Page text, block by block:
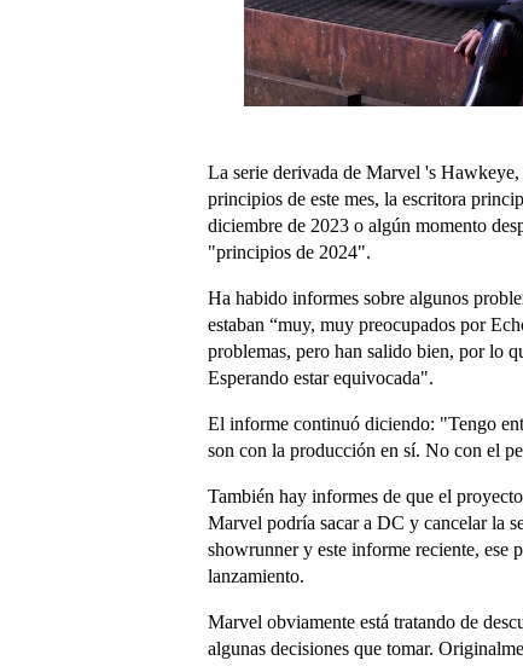
La serie derivada de Marvel 's
principios de este mes, la escritora
diciembre de 2023 o algún momento
"principios de 2024".
Ha habido informes sobre algunos
estaban “muy, muy preocupados por
problemas, pero han salido bien, por lo
Esperando estar equivocada".
El informe continuó diciendo: "Tengo
son con la producción en sí. No con el
También hay informes de que el
Marvel podría sacar a DC y cancelar la
showrunner y este informe reciente, ese
lanzamiento.
Marvel obviamente está tratando de
algunas decisiones que tomar.